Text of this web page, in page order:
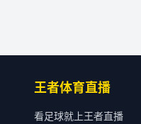
王者体育直播
看足球就上王者直播